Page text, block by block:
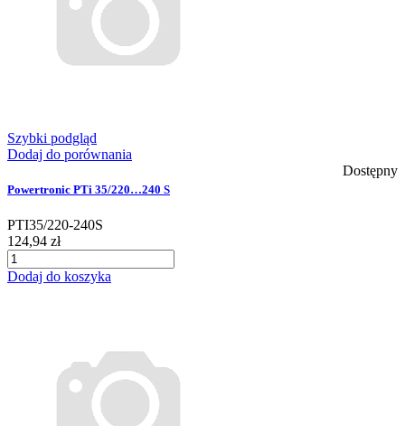
Szybki podgląd
Dodaj do porównania
Dostępny
Powertronic PTi 35/220…240 S
PTI35/220-240S
124,94 zł
Dodaj do koszyka